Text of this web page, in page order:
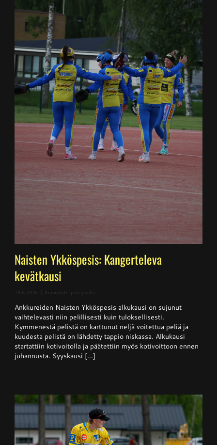
Naisten Ykköspesis: Kangerteleva
kevätkausi
19.6.2026 Kommentit pois päältä
Ykköspesis:
Kangerteleva
kevätkausi
Ankkureiden Naisten Ykköspesis alkukausi on sujunut
vaihtelevasti niin pelillisesti kuin tuloksellisesti.
Kymmenestä pelistä on karttunut neljä voitettua peliä ja
kuudesta pelistä on lähdetty tappio niskassa. Alkukausi
startattiin kotivoitolla ja päätettiin myös kotivoittoon ennen
juhannusta. Syyskausi [...]